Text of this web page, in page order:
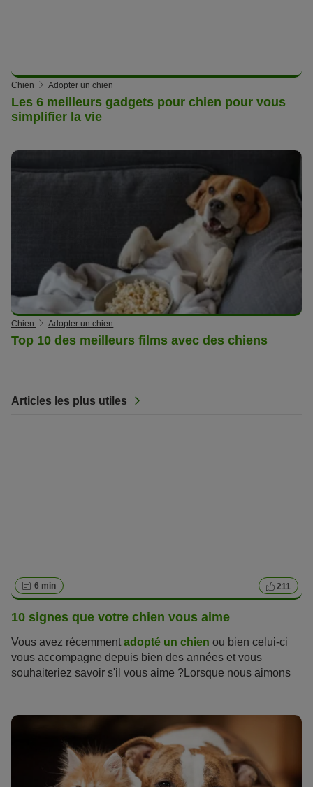
Chien Adopter un chien
Les 6 meilleurs gadgets pour chien pour vous
simplifier la vie
Chien Adopter un chien
Top 10 des meilleurs films avec des chiens
Articles les plus utiles
6 min 211
10 signes que votre chien vous aime
Vous avez récemment adopté un chien ou bien celui-ci
vous accompagne depuis bien des années et vous
souhaiteriez savoir s'il vous aime ?Lorsque nous aimons
voulions pouvoir lire les signes par lesquels nos amis
canins nous montrent qu'ils nous aiment. Mais
ont des moyens différents des nôtres de montrer leur
, et ils ne peuvent pas exprimer « je t'aime » avec
des mots. Mais ils trouvent d'autres façons de nous